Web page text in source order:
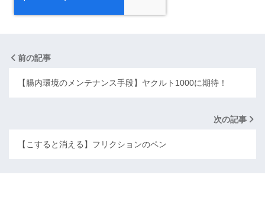
前の記事
【腸内環境のメンテナンス手段】ヤクルト1000に期待！
次の記事
【こすると消える】フリクションのペン